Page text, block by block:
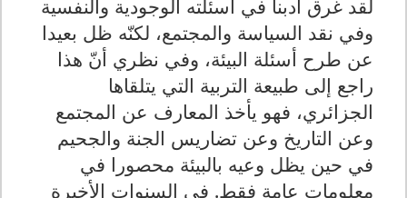
لقد غرق أدبنا في أسئلته الوجودية والنفسية
وفي نقد السياسة والمجتمع، لكنّه ظل بعيدا
عن طرح أسئلة البيئة، وفي نظري أنّ هذا
راجع إلى طبيعة التربية التي يتلقاها
الجزائري، فهو يأخذ المعارف عن المجتمع
وعن التاريخ وعن تضاريس الجنة والجحيم
في حين يظل وعيه بالبيئة محصورا في
معلومات عامة فقط. في السنوات الأخيرة